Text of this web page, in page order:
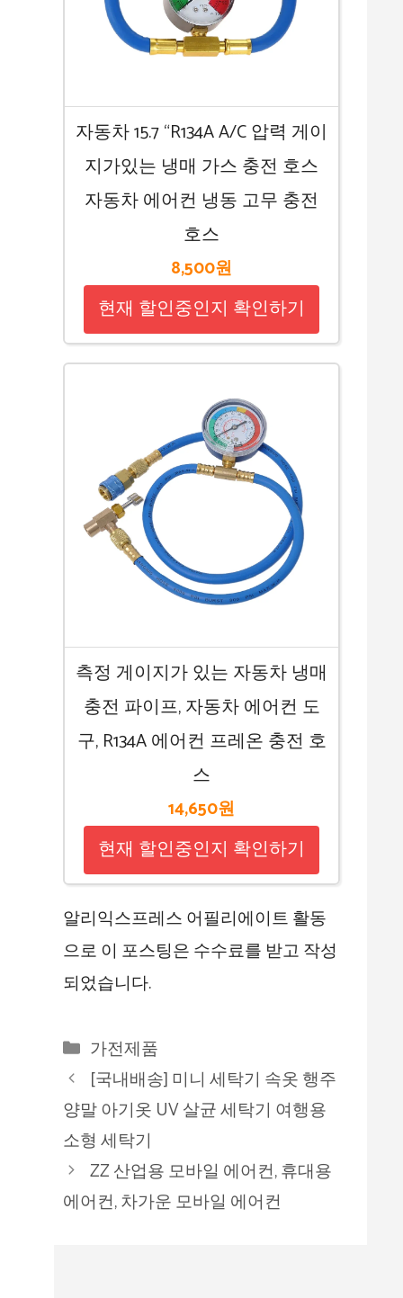
자동차 15.7 “R134A A/C 압력 게이
지가있는 냉매 가스 충전 호스
자동차 에어컨 냉동 고무 충전
호스
8,500원
현재 할인중인지 확인하기
측정 게이지가 있는 자동차 냉매
충전 파이프, 자동차 에어컨 도
구, R134A 에어컨 프레온 충전 호
스
14,650원
현재 할인중인지 확인하기
알리익스프레스 어필리에이트 활동
으로 이 포스팅은 수수료를 받고 작성
되었습니다.
카
테
고
리
가전제품
[국내배송] 미니 세탁기 속옷 행주
양말 아기옷 UV 살균 세탁기 여행용
소형 세탁기
ZZ 산업용 모바일 에어컨, 휴대용
에어컨, 차가운 모바일 에어컨